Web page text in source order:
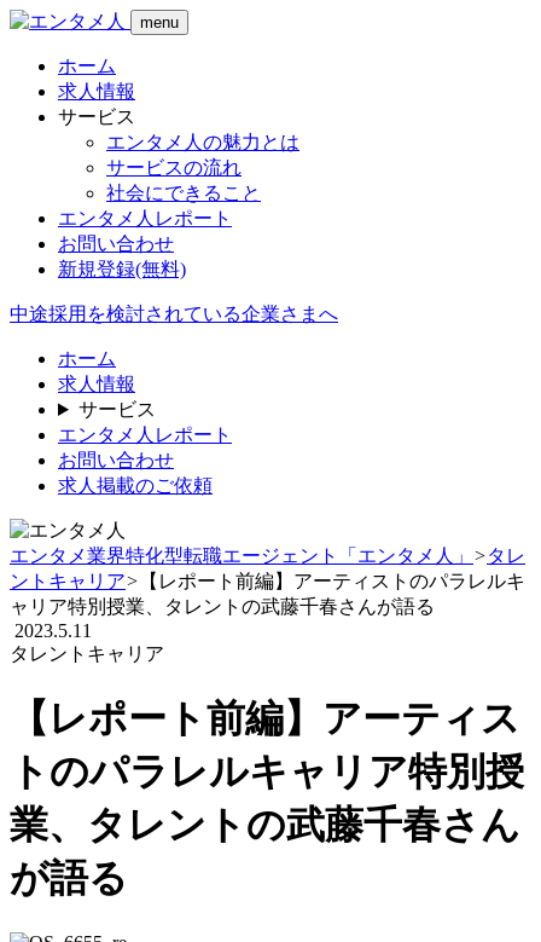
menu
ホーム
求人情報
サービス
エンタメ人の魅力とは
サービスの流れ
社会にできること
エンタメ人レポート
お問い合わせ
新規登録(無料)
中途採用を検討されている企業さまへ
ホーム
求人情報
サービス
エンタメ人レポート
お問い合わせ
求人掲載のご依頼
エンタメ業界特化型転職エージェント「エンタメ人」 >タレ
ントキャリア> 【レポート前編】アーティストのパラレルキ
ャリア特別授業、タレントの武藤千春さんが語る
2023.5.11
タレントキャリア
【レポート前編】アーティス
トのパラレルキャリア特別授
業、タレントの武藤千春さん
が語る